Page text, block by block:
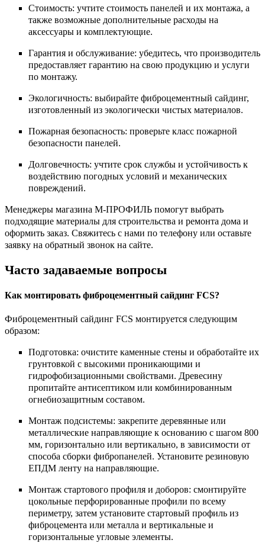
Стоимость: учтите стоимость панелей и их монтажа, а
также возможные дополнительные расходы на
аксессуары и комплектующие.
Гарантия и обслуживание: убедитесь, что производитель
предоставляет гарантию на свою продукцию и услуги
по монтажу.
Экологичность: выбирайте фиброцементный сайдинг,
изготовленный из экологически чистых материалов.
Пожарная безопасность: проверьте класс пожарной
безопасности панелей.
Долговечность: учтите срок службы и устойчивость к
воздействию погодных условий и механических
повреждений.
Менеджеры магазина М-ПРОФИЛЬ помогут выбрать
подходящие материалы для строительства и ремонта дома и
оформить заказ. Свяжитесь с нами по телефону или оставьте
заявку на обратный звонок на сайте.
Часто задаваемые вопросы
Как монтировать фиброцементный сайдинг FCS?
Фиброцементный сайдинг FCS монтируется следующим
образом:
Подготовка: очистите каменные стены и обработайте их
грунтовкой с высокими проникающими и
гидрофобизационными свойствами. Древесину
пропитайте антисептиком или комбинированным
огнебиозащитным составом.
Монтаж подсистемы: закрепите деревянные или
металлические направляющие к основанию с шагом 800
мм, горизонтально или вертикально, в зависимости от
способа сборки фибропанелей. Установите резиновую
ЕПДМ ленту на направляющие.
Монтаж стартового профиля и доборов: смонтируйте
цокольные перфорированные профили по всему
периметру, затем установите стартовый профиль из
фиброцемента или металла и вертикальные и
горизонтальные угловые элементы.